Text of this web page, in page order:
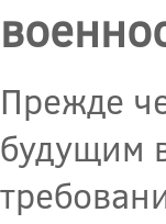
Прежде
будущим